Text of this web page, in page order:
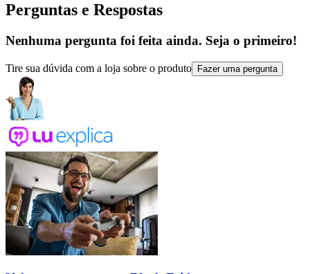
Perguntas e Respostas
Nenhuma pergunta foi feita ainda. Seja o primeiro!
Tire sua dúvida com a loja sobre o produto Fazer uma pergunta